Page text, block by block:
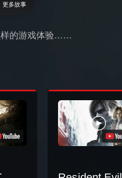
更多故事
样的游戏体验……